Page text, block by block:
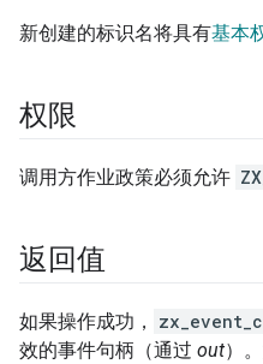
新创建的标识名将具有基本
权限
调用方作业政策必须允许
返回值
如果操作成功，
效的事件句柄（通过 out）